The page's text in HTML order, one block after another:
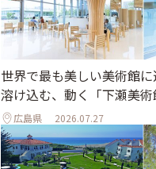
世界で最も美しい美術館
溶け込む、動く「下瀬美
広島県 2026.07.27